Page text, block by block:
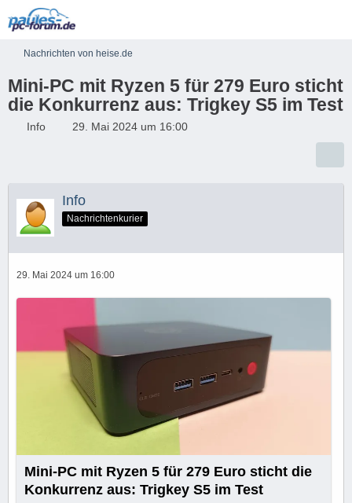
Nachrichten von heise.de
Mini-PC mit Ryzen 5 für 279 Euro sticht
die Konkurrenz aus: Trigkey S5 im Test
Info 29. Mai 2024 um 16:00
Info
Nachrichtenkurier
29. Mai 2024 um 16:00
Mini-PC mit Ryzen 5 für 279 Euro sticht die
Konkurrenz aus: Trigkey S5 im Test